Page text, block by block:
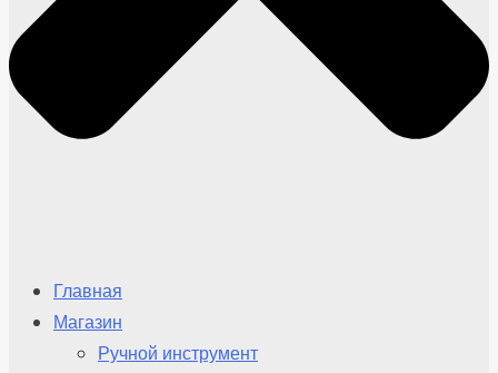
Главная
Магазин
Ручной инструмент